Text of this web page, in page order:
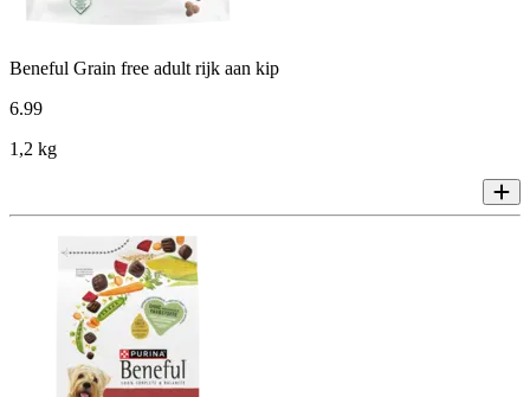
Beneful Grain free adult rijk aan kip
6.99
1,2 kg